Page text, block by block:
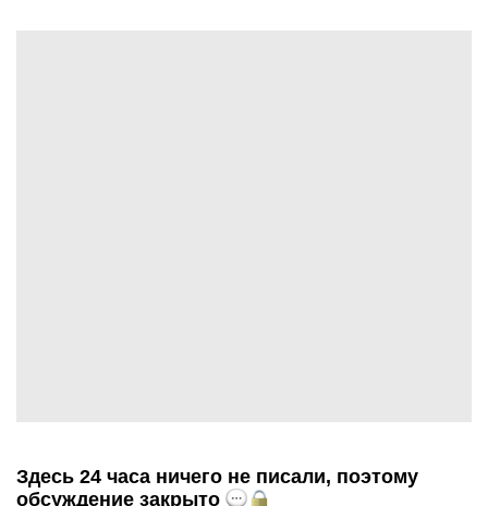
Здесь 24 часа ничего не писали, поэтому
обсуждение закрыто